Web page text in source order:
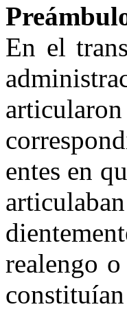
En el
entes en
realengo